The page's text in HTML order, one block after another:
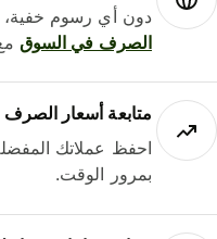
دون أي رسوم خفية،
الصرف في السوقمع Wise.
متابعة أسعار الصرف
احفظ عملاتك
بمرور الوقت.